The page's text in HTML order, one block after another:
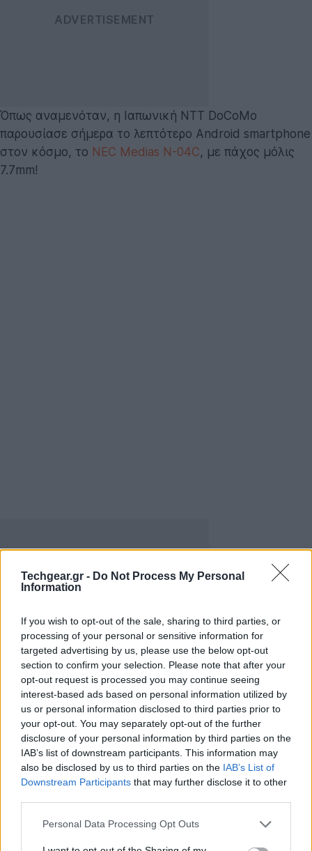
Techgear.gr - Do Not Process My Personal
Information
If you wish to opt-out of the sale, sharing to third parties, or
processing of your personal or sensitive information for
targeted advertising by us, please use the below opt-out
section to confirm your selection. Please note that after your
opt-out request is processed you may continue seeing
interest-based ads based on personal information utilized by
us or personal information disclosed to third parties prior to
your opt-out. You may separately opt-out of the further
disclosure of your personal information by third parties on the
IAB’s list of downstream participants. This information may
also be disclosed by us to third parties on the IAB’s List of
Downstream Participants that may further disclose it to other
Please note that this website/app uses one or more Google
Personal Data Processing Opt Outs
Όπως αναμενόταν, η Ιαπωνική NTT DoCoMo
παρουσίασε σήμερα το λεπτότερο Android smartphone
στον κόσμο, το NEC Medias N-04C, με πάχος μόλις
7.7mm!
Η συσκευή διαθέτει οθόνη 4'' TFT LCD ανάλυσης 854
x 480 με επικάλυψη Gorilla Glass , επεξεργαστή
800MHz, κάμερα 5.1MP, WiFi 802.11n, GPS, υποδοχή
για κάρτα μνήμης microSDHC εώς 32GB, κεραία
τηλεόρασης 1 Seg TV, λειτουργικό σύστημα Android